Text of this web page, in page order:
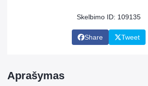
Skelbimo ID: 109135
Share Tweet
Aprašymas